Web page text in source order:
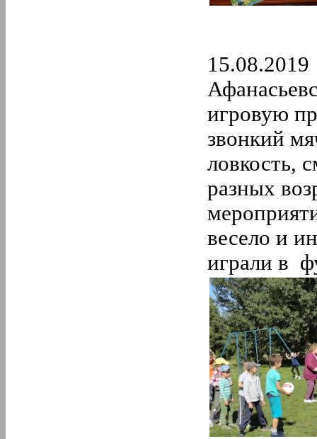
15.08.2019
игровую
звонкий
ловкость,
разных
весело и
играли в